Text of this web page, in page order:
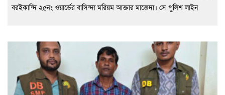
বরইকান্দি ২৫নং ওয়ার্ডের বাসিন্দা মরিয়ম আক্তার মাজেদা। সে পুলিশ লাইন